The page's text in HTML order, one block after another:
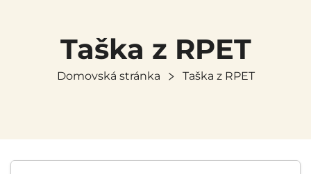
Taška z RPET
Domovská stránka Taška z RPET